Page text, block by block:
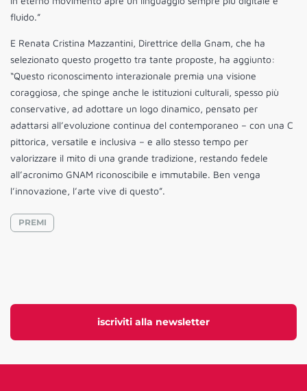
iscriviti alla newsletter
fluido.”
E Renata Cristina Mazzantini, Direttrice della Gnam, che ha
selezionato questo progetto tra tante proposte, ha aggiunto:
“Questo riconoscimento interazionale premia una visione
coraggiosa, che spinge anche le istituzioni culturali, spesso più
conservative, ad adottare un logo dinamico, pensato per
adattarsi all’evoluzione continua del contemporaneo – con una C
pittorica, versatile e inclusiva – e allo stesso tempo per
valorizzare il mito di una grande tradizione, restando fedele
all’acronimo GNAM riconoscibile e immutabile. Ben venga
l’innovazione, l’arte vive di questo”.
PREMI